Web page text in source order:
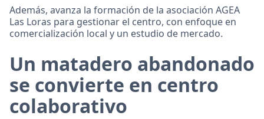
Además, avanza la formación de la asociación AGEA
Las Loras para gestionar el centro, con enfoque en
comercialización local y un estudio de mercado.
Un matadero abandonado
se convierte en centro
colaborativo